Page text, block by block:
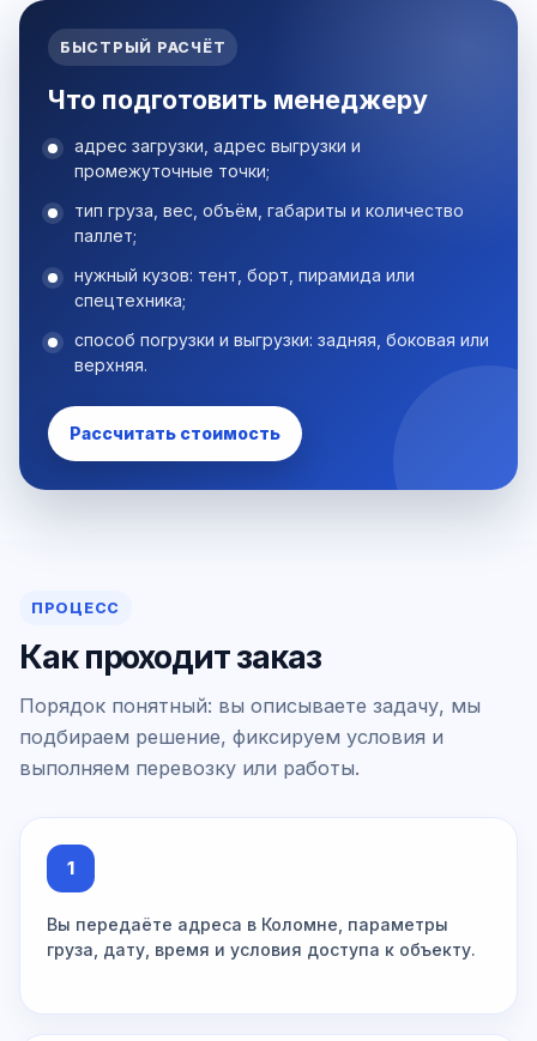
БЫСТРЫЙ РАСЧЁТ
Что подготовить менеджеру
адрес загрузки, адрес выгрузки и
промежуточные точки;
тип груза, вес, объём, габариты и количество
паллет;
нужный кузов: тент, борт, пирамида или
спецтехника;
способ погрузки и выгрузки: задняя, боковая или
верхняя.
Рассчитать стоимость
ПРОЦЕСС
Как проходит заказ
Порядок понятный: вы описываете задачу, мы
подбираем решение, фиксируем условия и
выполняем перевозку или работы.
1
Вы передаёте адреса в Коломне, параметры
груза, дату, время и условия доступа к объекту.